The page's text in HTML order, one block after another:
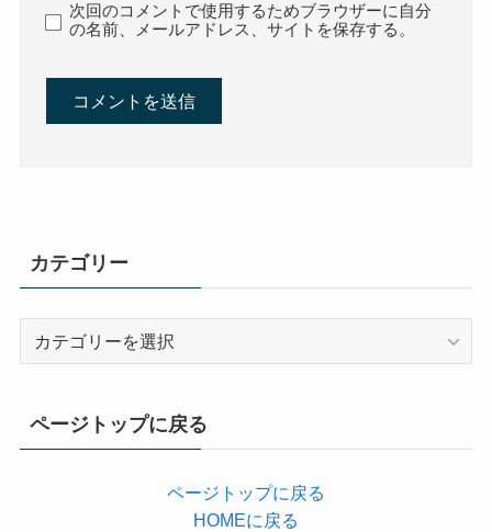
次回のコメントで使用するためブラウザーに自分
の名前、メールアドレス、サイトを保存する。
カテゴリー
ページトップに戻る
ページトップに戻る
HOMEに戻る